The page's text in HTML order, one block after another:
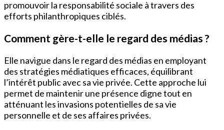
promouvoir la responsabilité sociale à travers des
efforts philanthropiques ciblés.
Comment gère-t-elle le regard des médias ?
Elle navigue dans le regard des médias en employant
des stratégies médiatiques efficaces, équilibrant
l’intérêt public avec sa vie privée. Cette approche lui
permet de maintenir une présence digne tout en
atténuant les invasions potentielles de sa vie
personnelle et de ses affaires privées.